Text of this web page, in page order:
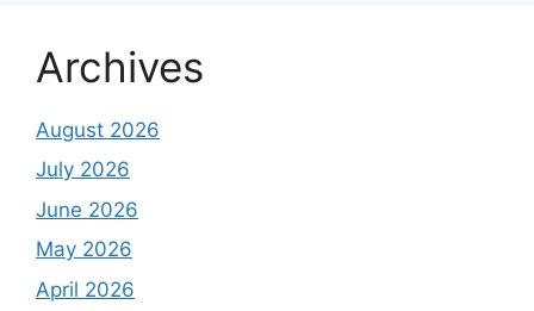
Archives
August 2026
July 2026
June 2026
May 2026
April 2026